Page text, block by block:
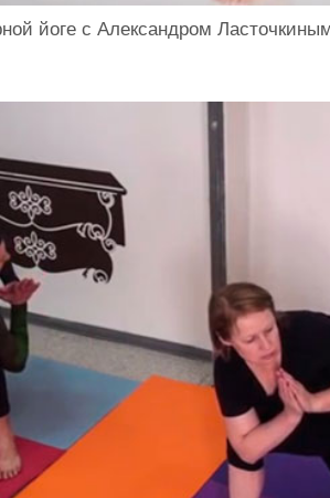
йоге с Александром